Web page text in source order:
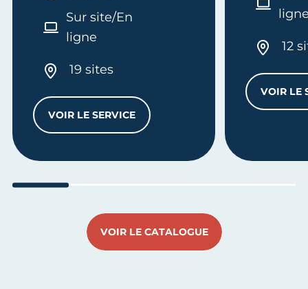
Sur site/En
ligne
19 sites
VOIR LE SERVICERÉUNION D’INFORMATION COLLECTIVE -
12
VOIR LE
VOIR LE CATALOGUE